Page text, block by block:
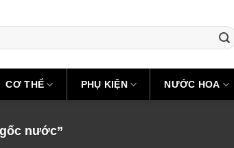
CƠ THỂ PHỤ KIỆN NƯỚC HOA
nước”